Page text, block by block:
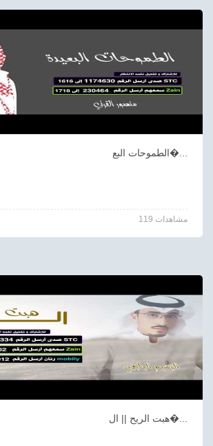
الطموحات البع�...
119 مشاهدات
هبت الريح || ال�...